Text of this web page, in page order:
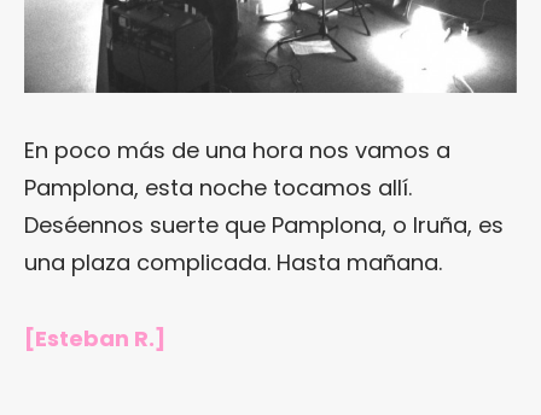
En poco más de una hora nos vamos a
Pamplona, esta noche tocamos allí.
Deséennos suerte que Pamplona, o Iruña, es
una plaza complicada. Hasta mañana.
[Esteban R.]